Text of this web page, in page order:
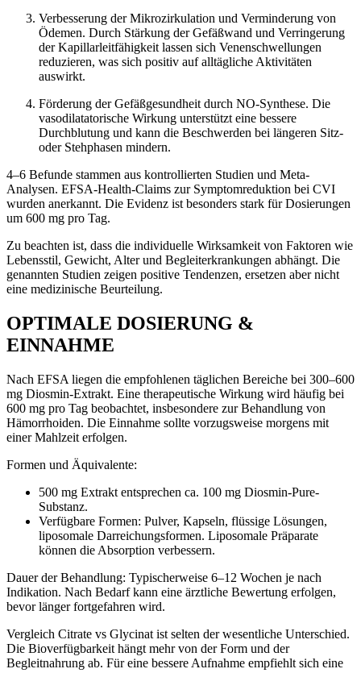
Verbesserung der Mikrozirkulation und Verminderung von
Ödemen. Durch Stärkung der Gefäßwand und Verringerung
der Kapillarleitfähigkeit lassen sich Venenschwellungen
reduzieren, was sich positiv auf alltägliche Aktivitäten
auswirkt.
Förderung der Gefäßgesundheit durch NO-Synthese. Die
vasodilatatorische Wirkung unterstützt eine bessere
Durchblutung und kann die Beschwerden bei längeren Sitz-
oder Stehphasen mindern.
4–6 Befunde stammen aus kontrollierten Studien und Meta-
Analysen. EFSA-Health-Claims zur Symptomreduktion bei CVI
wurden anerkannt. Die Evidenz ist besonders stark für Dosierungen
um 600 mg pro Tag.
Zu beachten ist, dass die individuelle Wirksamkeit von Faktoren wie
Lebensstil, Gewicht, Alter und Begleiterkrankungen abhängt. Die
genannten Studien zeigen positive Tendenzen, ersetzen aber nicht
eine medizinische Beurteilung.
OPTIMALE DOSIERUNG &
EINNAHME
Nach EFSA liegen die empfohlenen täglichen Bereiche bei 300–600
mg Diosmin-Extrakt. Eine therapeutische Wirkung wird häufig bei
600 mg pro Tag beobachtet, insbesondere zur Behandlung von
Hämorrhoiden. Die Einnahme sollte vorzugsweise morgens mit
einer Mahlzeit erfolgen.
Formen und Äquivalente:
500 mg Extrakt entsprechen ca. 100 mg Diosmin-Pure-
Substanz.
Verfügbare Formen: Pulver, Kapseln, flüssige Lösungen,
liposomale Darreichungsformen. Liposomale Präparate
können die Absorption verbessern.
Dauer der Behandlung: Typischerweise 6–12 Wochen je nach
Indikation. Nach Bedarf kann eine ärztliche Bewertung erfolgen,
bevor länger fortgefahren wird.
Vergleich Citrate vs Glycinat ist selten der wesentliche Unterschied.
Die Bioverfügbarkeit hängt mehr von der Form und der
Begleitnahrung ab. Für eine bessere Aufnahme empfiehlt sich eine